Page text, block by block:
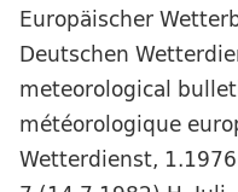
Europäischer
Deutschen
meteorological
météorologique
Wetterdienst,